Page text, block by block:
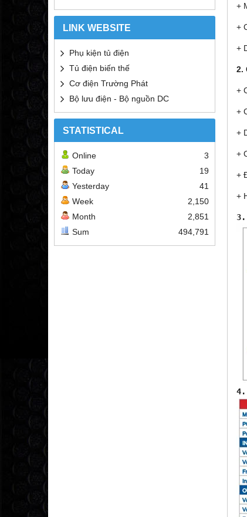
LINK WEBSITE
Phụ kiện tủ điện
Tủ điện biến thế
Cơ điện Trường Phát
Bộ lưu điện - Bộ nguồn DC
STATISTICAL
Online
3
Today
19
Yesterday
41
Week
2,150
Month
2,851
Sum
494,791
+
+
+
2.
+
+
+
+
+
+